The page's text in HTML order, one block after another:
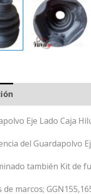
Eje Lado Caja
del Guardapolvo
también Kit de
de marcos;